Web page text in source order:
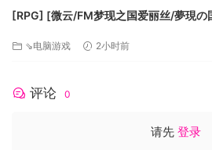
[RPG] [微云/FM梦现之国爱丽丝/夢現の国のアリス/AI汉化 pc
⇘电脑游戏 2小时前
评论 0
请先 登录